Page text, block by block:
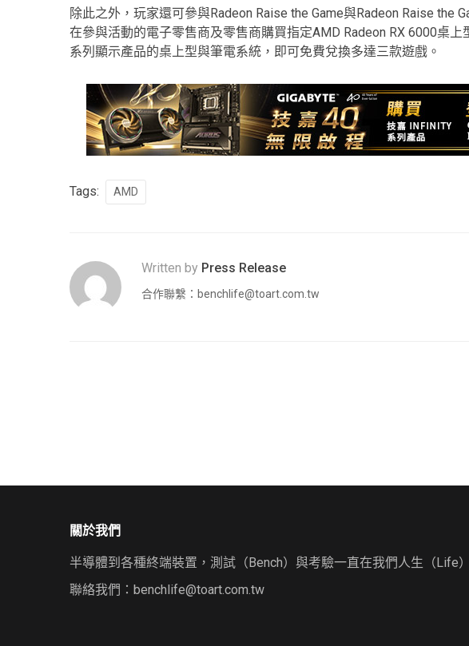
除此之外，玩家還可參與Radeon Raise the Game與Radeon Raise the
在參與活動的電子零售商及零售商購買指定AMD Radeon RX 6000桌上
系列顯示產品的桌上型與筆電系統，即可免費兌換多達三款遊戲。
Tags: AMD
Written by Press Release
合作聯繫： benchlife@toart.com.tw
關於我們
半導體到各種終端裝置，測試（Bench）與考驗一直在我們人生（Life
聯絡我們： benchlife@toart.com.tw